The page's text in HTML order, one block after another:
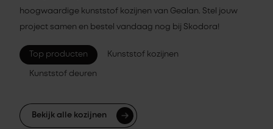
hoogwaardige kunststof kozijnen van Gealan. Stel jouw
project samen en bestel vandaag nog bij Skodora!
Top producten Kunststof kozijnen
Kunststof deuren
Bekijk alle kozijnen